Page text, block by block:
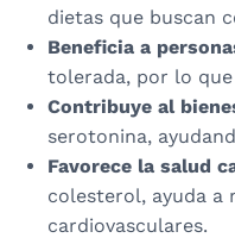
dietas que buscan
Beneficia a
tolerada, por lo
Contribuye al
serotonina,
Favorece la salud
colesterol, ayuda a
cardiovasculares.